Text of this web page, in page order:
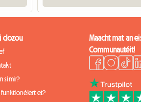
dozou
si mir?
funktionéiert et?
Maacht mat an
Communautéit!